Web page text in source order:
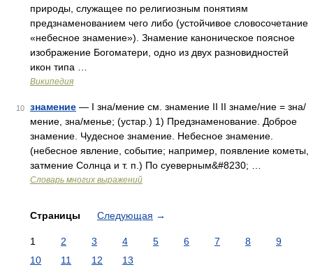
природы, служащее по религиозным понятиям
предзнаменованием чего либо (устойчивое словосочетание
«небесное знамение»). Знамение каноническое поясное
изображение Богоматери, одно из двух разновидностей
икон типа …
Википедия
10 знамение — I зна/мение см. знамение II II знаме/ние = зна/
мение, зна/менье; (устар.) 1) Предзнаменование. Доброе
знамение. Чудесное знамение. Небесное знамение.
(небесное явление, событие; например, появление кометы,
затмение Солнца и т. п.) По суеверным&#8230; …
Словарь многих выражений
Страницы Следующая →
1 2 3 4 5 6 7 8
9
10
11 12 13